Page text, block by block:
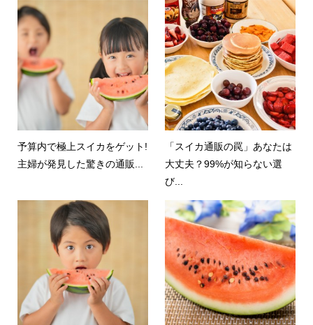
予算内で極上スイカをゲット!
主婦が発見した驚きの通販...
「スイカ通販の罠」あなたは
大丈夫？99%が知らない選
び...